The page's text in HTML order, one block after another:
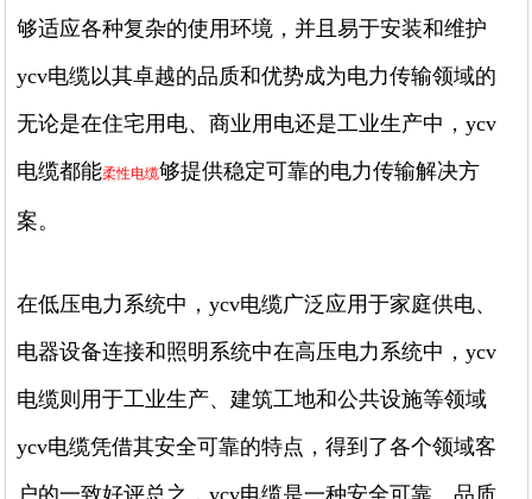
够适应各种复杂的使用环境，并且易于安装和维护
ycv电缆以其卓越的品质和优势成为电力传输领域的
无论是在住宅用电、商业用电还是工业生产中，ycv
电缆都能柔性电缆够提供稳定可靠的电力传输解决方
案。
在低压电力系统中，ycv电缆广泛应用于家庭供电、
电器设备连接和照明系统中在高压电力系统中，ycv
电缆则用于工业生产、建筑工地和公共设施等领域
ycv电缆凭借其安全可靠的特点，得到了各个领域客
户的一致好评总之，ycv电缆是一种安全可靠、品质